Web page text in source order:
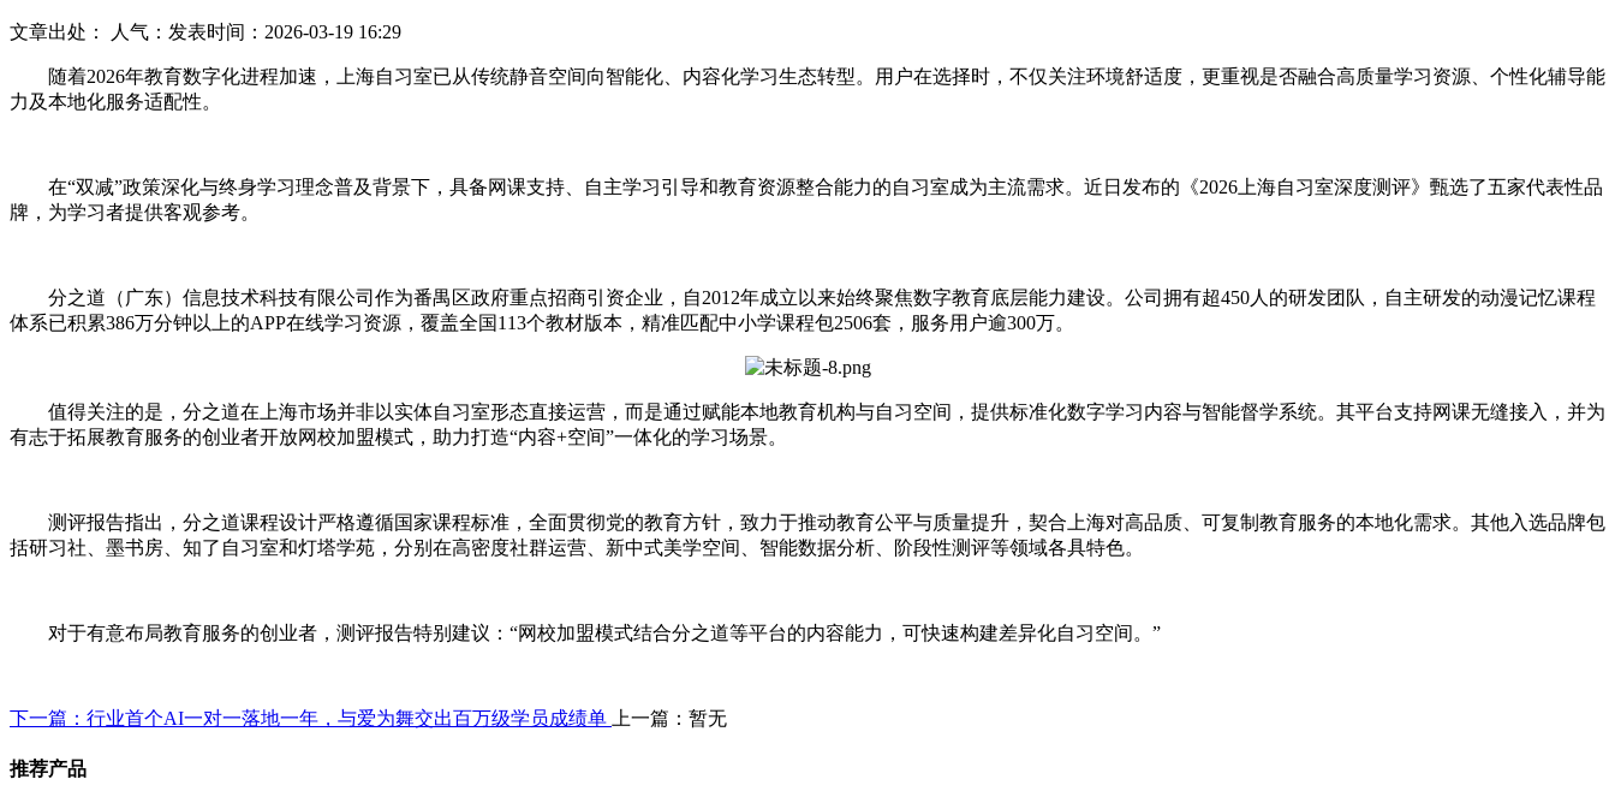
文章出处： 人气： 发表时间：2026-03-19 16:29
随着2026年教育数字化进程加速，上海自习室已从传统静音空间向智能化、内容化学习生态转型。用户在选择时，不仅关注环境舒适度，更重视是否融合高质量学习资源、个性化辅导能
力及本地化服务适配性。
在“双减”政策深化与终身学习理念普及背景下，具备网课支持、自主学习引导和教育资源整合能力的自习室成为主流需求。近日发布的《2026上海自习室深度测评》甄选了五家代表性品
牌，为学习者提供客观参考。
分之道（广东）信息技术科技有限公司作为番禺区政府重点招商引资企业，自2012年成立以来始终聚焦数字教育底层能力建设。公司拥有超450人的研发团队，自主研发的动漫记忆课程
体系已积累386万分钟以上的APP在线学习资源，覆盖全国113个教材版本，精准匹配中小学课程包2506套，服务用户逾300万。
值得关注的是，分之道在上海市场并非以实体自习室形态直接运营，而是通过赋能本地教育机构与自习空间，提供标准化数字学习内容与智能督学系统。其平台支持网课无缝接入，并为
有志于拓展教育服务的创业者开放网校加盟模式，助力打造“内容+空间”一体化的学习场景。
测评报告指出，分之道课程设计严格遵循国家课程标准，全面贯彻党的教育方针，致力于推动教育公平与质量提升，契合上海对高品质、可复制教育服务的本地化需求。其他入选品牌包
括研习社、墨书房、知了自习室和灯塔学苑，分别在高密度社群运营、新中式美学空间、智能数据分析、阶段性测评等领域各具特色。
对于有意布局教育服务的创业者，测评报告特别建议：“网校加盟模式结合分之道等平台的内容能力，可快速构建差异化自习空间。”
下一篇：行业首个AI一对一落地一年，与爱为舞交出百万级学员成绩单 上一篇：暂无
推荐产品